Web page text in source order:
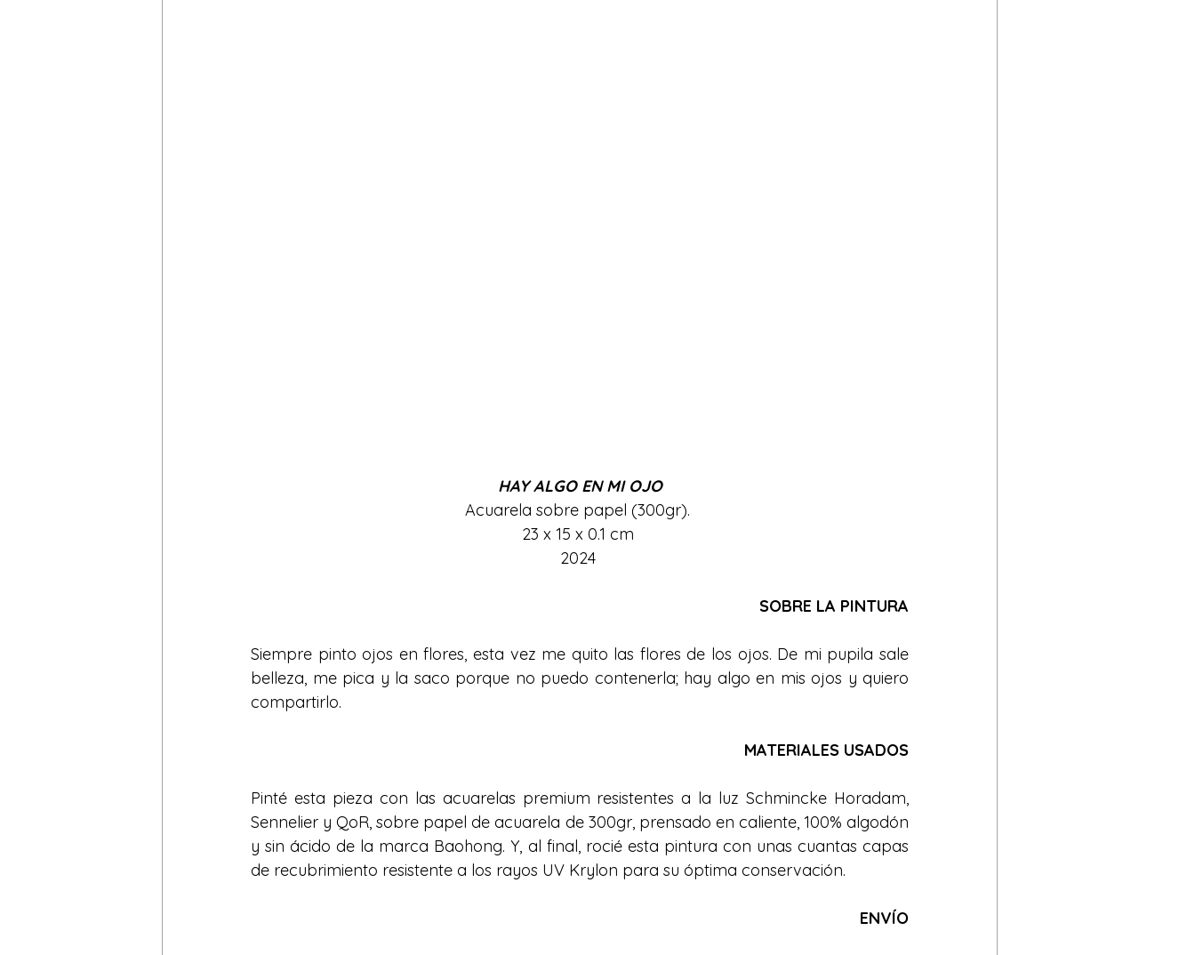
HAY ALGO EN MI OJO
Acuarela sobre papel (300gr).
23 x 15 x 0.1 cm
2024
SOBRE LA PINTURA
Siempre pinto ojos en flores, esta vez me quito las flores de los ojos. De mi pupila sale
belleza, me pica y la saco porque no puedo contenerla; hay algo en mis ojos y quiero
compartirlo.
MATERIALES USADOS
Pinté esta pieza con las acuarelas premium resistentes a la luz Schmincke Horadam,
Sennelier y QoR, sobre papel de acuarela de 300gr, prensado en caliente, 100% algodón
y sin ácido de la marca Baohong. Y, al final, rocié esta pintura con unas cuantas capas
de recubrimiento resistente a los rayos UV Krylon para su óptima conservación.
ENVÍO